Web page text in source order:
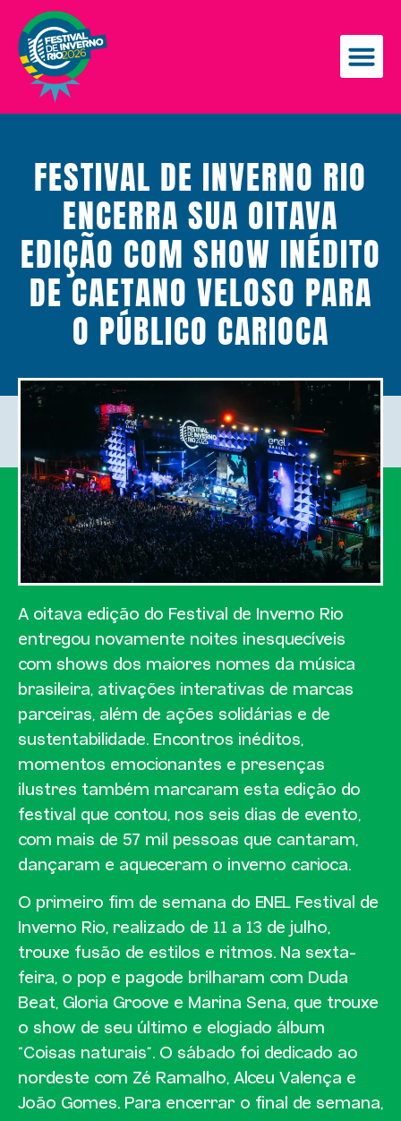
FESTIVAL DE INVERNO RIO
ENCERRA SUA OITAVA
EDIÇÃO COM SHOW INÉDITO
DE CAETANO VELOSO PARA
O PÚBLICO CARIOCA
A oitava edição do Festival de Inverno Rio
entregou novamente noites inesquecíveis
com shows dos maiores nomes da música
brasileira, ativações interativas de marcas
parceiras, além de ações solidárias e de
sustentabilidade. Encontros inéditos,
momentos emocionantes e presenças
ilustres também marcaram esta edição do
festival que contou, nos seis dias de evento,
com mais de 57 mil pessoas que cantaram,
dançaram e aqueceram o inverno carioca.
O primeiro fim de semana do ENEL Festival de
Inverno Rio, realizado de 11 a 13 de julho,
trouxe fusão de estilos e ritmos. Na sexta-
feira, o pop e pagode brilharam com Duda
Beat, Gloria Groove e Marina Sena, que trouxe
o show de seu último e elogiado álbum
“Coisas naturais”. O sábado foi dedicado ao
nordeste com Zé Ramalho, Alceu Valença e
João Gomes. Para encerrar o final de semana,